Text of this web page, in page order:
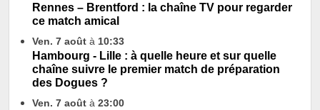
Rennes – Brentford : la chaîne TV pour regarder
ce match amical
Ven. 7 août à 10:33
Hambourg - Lille : à quelle heure et sur quelle
chaîne suivre le premier match de préparation
des Dogues ?
Ven. 7 août à 23:00